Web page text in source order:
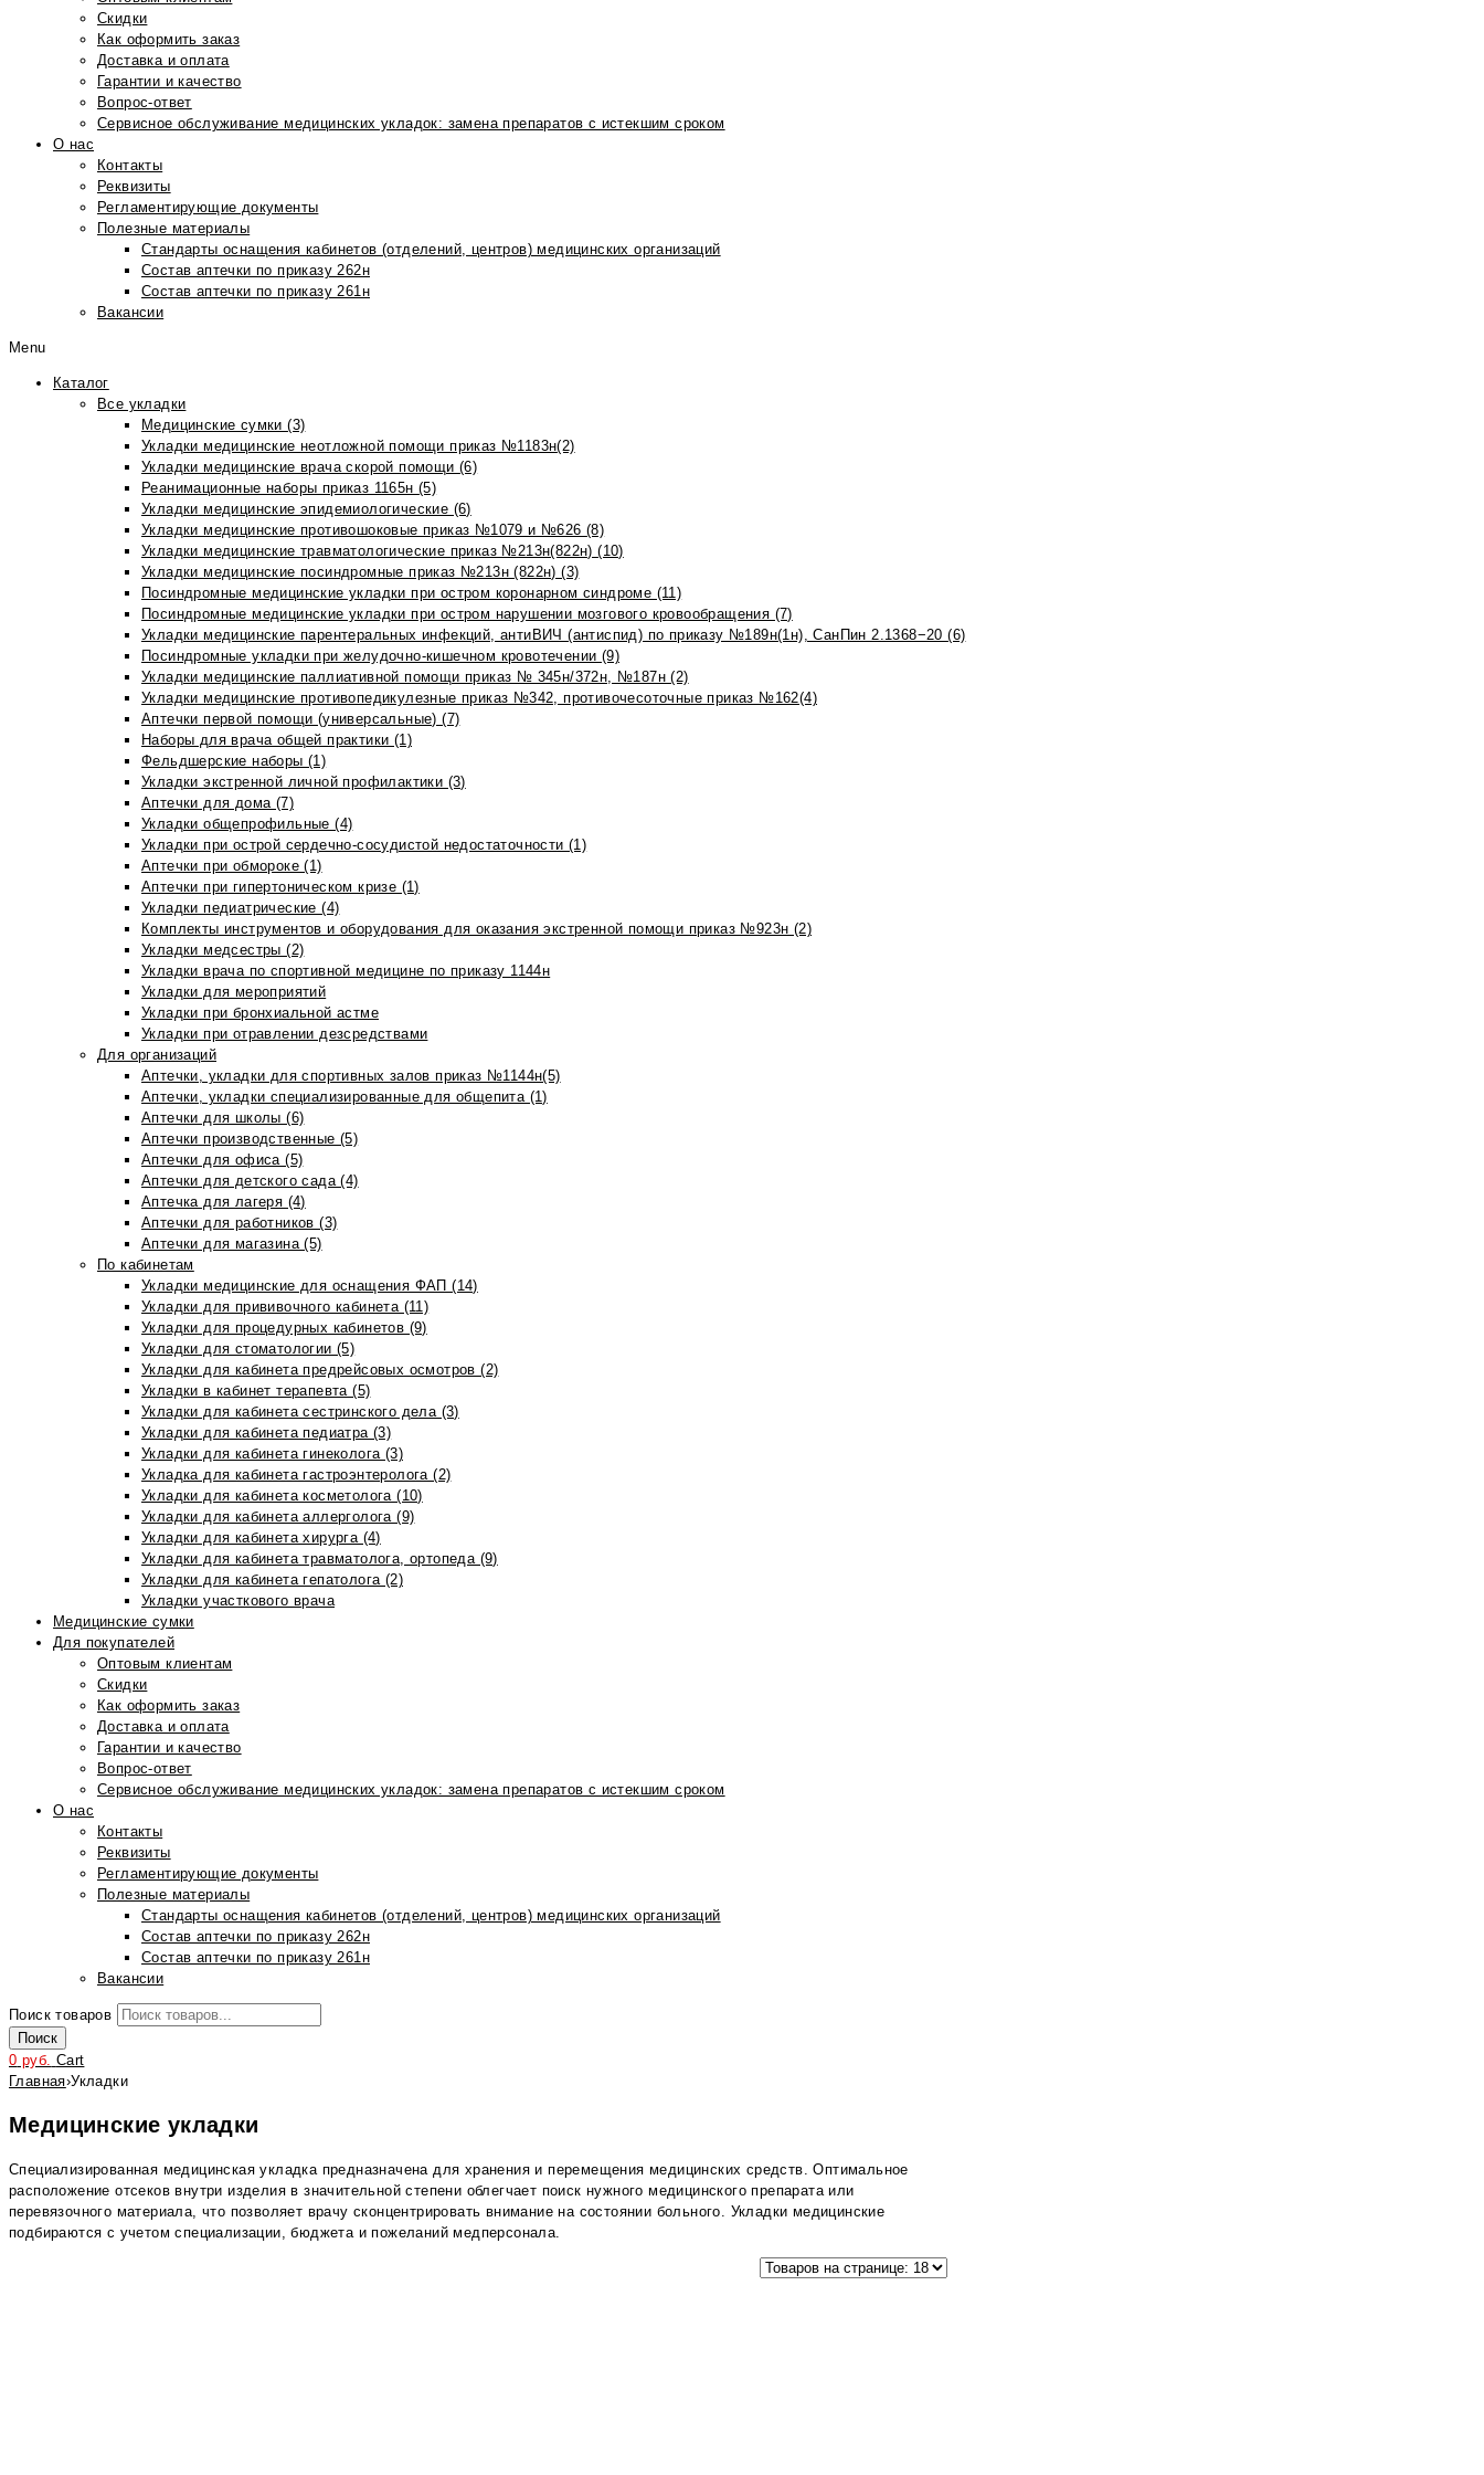
Скидки
Как оформить заказ
Доставка и оплата
Гарантии и качество
Вопрос-ответ
Сервисное обслуживание медицинских укладок: замена препаратов с истекшим сроком
О нас
Контакты
Реквизиты
Регламентирующие документы
Полезные материалы
Стандарты оснащения кабинетов (отделений, центров) медицинских организаций
Состав аптечки по приказу 262н
Состав аптечки по приказу 261н
Вакансии
Menu
Каталог
Все укладки
Медицинские сумки (3)
Укладки медицинские неотложной помощи приказ №1183н(2)
Укладки медицинские врача скорой помощи (6)
Реанимационные наборы приказ 1165н (5)
Укладки медицинские эпидемиологические (6)
Укладки медицинские противошоковые приказ №1079 и №626 (8)
Укладки медицинские травматологические приказ №213н(822н) (10)
Укладки медицинские посиндромные приказ №213н (822н) (3)
Посиндромные медицинские укладки при остром коронарном синдроме (11)
Посиндромные медицинские укладки при остром нарушении мозгового кровообращения (7)
Укладки медицинские парентеральных инфекций, антиВИЧ (антиспид) по приказу №189н(1н), СанПин 2.1368−20 (6)
Посиндромные укладки при желудочно-кишечном кровотечении (9)
Укладки медицинские паллиативной помощи приказ № 345н/372н, №187н (2)
Укладки медицинские противопедикулезные приказ №342, противочесоточные приказ №162(4)
Аптечки первой помощи (универсальные) (7)
Наборы для врача общей практики (1)
Фельдшерские наборы (1)
Укладки экстренной личной профилактики (3)
Аптечки для дома (7)
Укладки общепрофильные (4)
Укладки при острой сердечно-сосудистой недостаточности (1)
Аптечки при обмороке (1)
Аптечки при гипертоническом кризе (1)
Укладки педиатрические (4)
Комплекты инструментов и оборудования для оказания экстренной помощи приказ №923н (2)
Укладки медсестры (2)
Укладки врача по спортивной медицине по приказу 1144н
Укладки для мероприятий
Укладки при бронхиальной астме
Укладки при отравлении дезсредствами
Для организаций
Аптечки, укладки для спортивных залов приказ №1144н(5)
Аптечки, укладки специализированные для общепита (1)
Аптечки для школы (6)
Аптечки производственные (5)
Аптечки для офиса (5)
Аптечки для детского сада (4)
Аптечка для лагеря (4)
Аптечки для работников (3)
Аптечки для магазина (5)
По кабинетам
Укладки медицинские для оснащения ФАП (14)
Укладки для прививочного кабинета (11)
Укладки для процедурных кабинетов (9)
Укладки для стоматологии (5)
Укладки для кабинета предрейсовых осмотров (2)
Укладки в кабинет терапевта (5)
Укладки для кабинета сестринского дела (3)
Укладки для кабинета педиатра (3)
Укладки для кабинета гинеколога (3)
Укладка для кабинета гастроэнтеролога (2)
Укладки для кабинета косметолога (10)
Укладки для кабинета аллерголога (9)
Укладки для кабинета хирурга (4)
Укладки для кабинета травматолога, ортопеда (9)
Укладки для кабинета гепатолога (2)
Укладки участкового врача
Медицинские сумки
Для покупателей
Оптовым клиентам
Скидки
Как оформить заказ
Доставка и оплата
Гарантии и качество
Вопрос-ответ
Сервисное обслуживание медицинских укладок: замена препаратов с истекшим сроком
О нас
Контакты
Реквизиты
Регламентирующие документы
Полезные материалы
Стандарты оснащения кабинетов (отделений, центров) медицинских организаций
Состав аптечки по приказу 262н
Состав аптечки по приказу 261н
Вакансии
Поиск товаров
Поиск
0 руб. Cart
Главная›Укладки
Медицинские укладки
Специализированная медицинская укладка предназначена для хранения и перемещения медицинских средств. Оптимальное
расположение отсеков внутри изделия в значительной степени облегчает поиск нужного медицинского препарата или
перевязочного материала, что позволяет врачу сконцентрировать внимание на состоянии больного. Укладки медицинские
подбираются с учетом специализации, бюджета и пожеланий медперсонала.